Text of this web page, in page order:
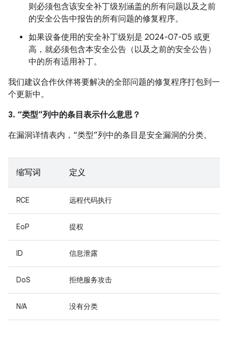
则必须包含该安全补丁级别涵盖的所有问题以及之前
的安全公告中报告的所有问题的修复程序。
如果设备使用的安全补丁级别是 2024-07-05 或更
高，就必须包含本安全公告（以及之前的安全公告）
中的所有适用补丁。
我们建议合作伙伴将要解决的全部问题的修复程序打包到一
个更新中。
3. “类型”列中的条目表示什么意思？
在漏洞详情表内，“类型”列中的条目是安全漏洞的分类。
缩写词 定义
RCE 远程代码执行
EoP 提权
ID 信息泄露
DoS 拒绝服务攻击
N/A 没有分类